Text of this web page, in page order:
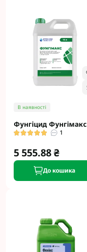
В наявності
Фунгіцид Фунгімакс
1
5 555.88 ₴
До кошика